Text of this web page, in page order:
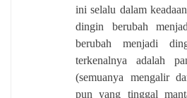
ini selalu dalam
dingin berubah
berubah menjadi
terkenalnya adalah
(semuanya mengalir
pun yang tinggal